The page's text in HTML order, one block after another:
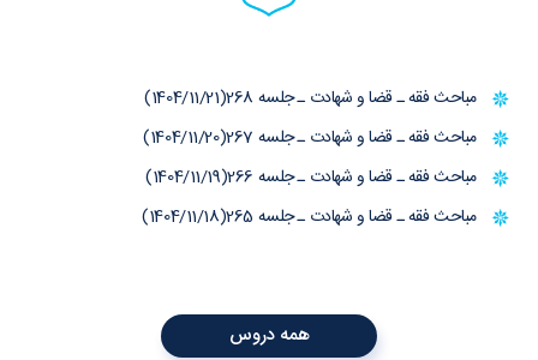
مباحث فقه ـ قضا و شهادت ـ جلسه 268(1404/11/21)
مباحث فقه ـ قضا و شهادت ـ جلسه 267(1404/11/20)
مباحث فقه ـ قضا و شهادت ـ جلسه 266(1404/11/19)
مباحث فقه ـ قضا و شهادت ـ جلسه 265(1404/11/18)
همه دروس